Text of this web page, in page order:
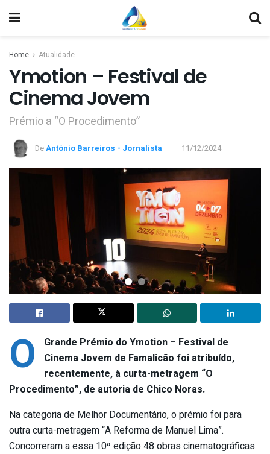
Home Atualidade
Ymotion – Festival de
Cinema Jovem
Prémio a “O Procedimento”
DeAntónio Barreiros - Jornalista 11/12/2024
O
Grande Prémio do Ymotion – Festival de
Cinema Jovem de Famalicão foi atribuído,
recentemente, à curta-metragem “O
Procedimento”, de autoria de Chico Noras.
Na categoria de Melhor Documentário, o prémio foi para
outra curta-metragem “A Reforma de Manuel Lima”.
Concorreram a essa 10ª edição 48 obras cinematográficas.